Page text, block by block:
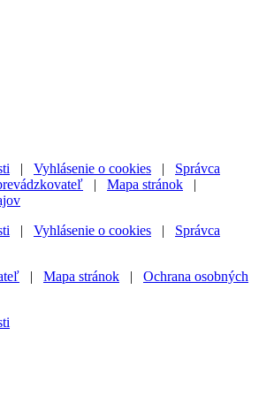
| Vyhlásenie o cookies | Správca
| Mapa stránok |
| Vyhlásenie o cookies | Správca
| Mapa stránok | Ochrana osobných